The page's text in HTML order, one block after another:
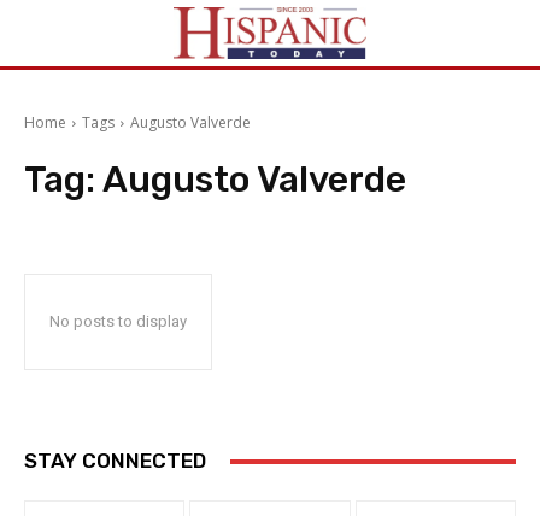
Home Tags Augusto Valverde
Tag: Augusto Valverde
No posts to display
STAY CONNECTED